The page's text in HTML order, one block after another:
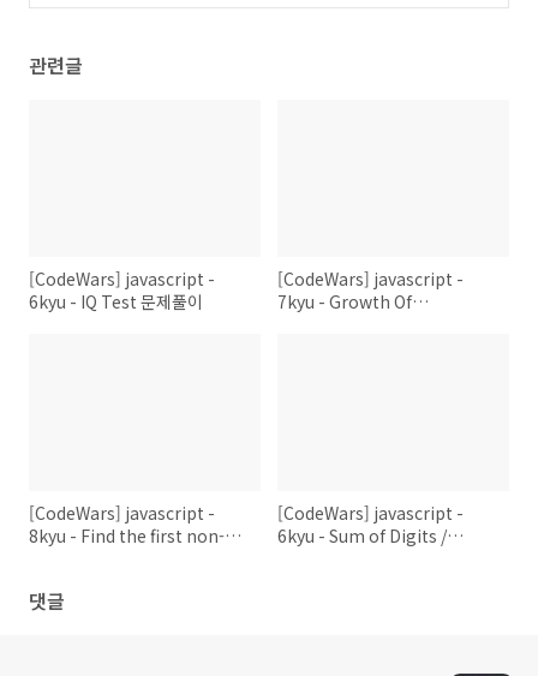
관련글
[CodeWars] javascript -
6kyu - IQ Test 문제풀이
[CodeWars] javascript -
7kyu - Growth Of
[CodeWars] javascript -
8kyu - Find the first non-
[CodeWars] javascript -
6kyu - Sum of Digits /
댓글